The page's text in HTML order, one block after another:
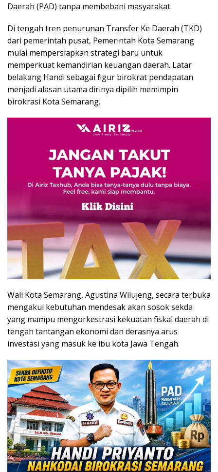
Daerah (PAD) tanpa membebani masyarakat.
Di tengah tren penurunan Transfer Ke Daerah (TKD)
dari pemerintah pusat, Pemerintah Kota Semarang
mulai mempersiapkan strategi baru untuk
memperkuat kemandirian keuangan daerah. Latar
belakang Handi sebagai figur birokrat pendapatan
menjadi alasan utama dirinya dipilih memimpin
birokrasi Kota Semarang.
Wali Kota Semarang, Agustina Wilujeng, secara terbuka
mengakui kebutuhan mendesak akan sosok sekda
yang mampu mengorkestrasi kekuatan fiskal daerah di
tengah tantangan ekonomi dan derasnya arus
investasi yang masuk ke ibu kota Jawa Tengah.